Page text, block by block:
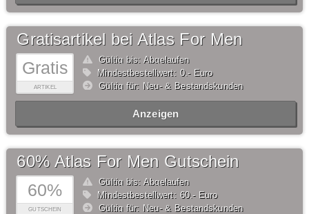
Gratis
ARTIKEL
Gratisartikel bei Atlas For Men
Gültig bis: Abgelaufen
Mindestbestellwert: 0,- Euro
Gültig für: Neu- & Bestandskunden
Anzeigen
60%
GUTSCHEIN
60% Atlas For Men Gutschein
Gültig bis: Abgelaufen
Mindestbestellwert: 60,- Euro
Gültig für: Neu- & Bestandskunden